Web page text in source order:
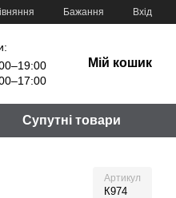
Бажання Вхід
Мій кошик
Супутні товари
Артикул
К974